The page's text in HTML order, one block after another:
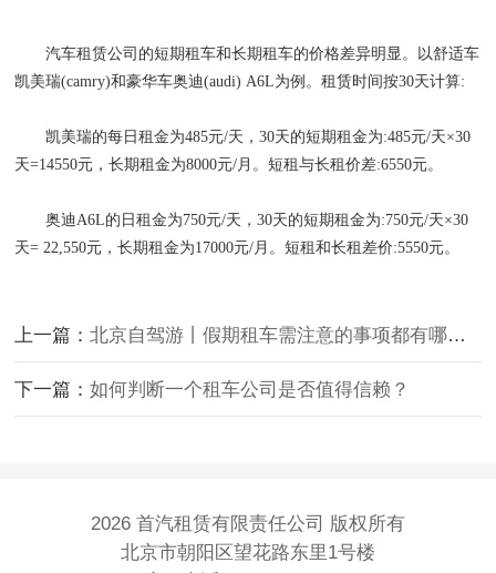
汽车租赁公司的短期租车和长期租车的价格差异明显。以舒适车
凯美瑞(camry)和豪华车奥迪(audi) A6L为例。租赁时间按30天计算:
凯美瑞的每日租金为485元/天，30天的短期租金为:485元/天×30
天=14550元，长期租金为8000元/月。短租与长租价差:6550元。
奥迪A6L的日租金为750元/天，30天的短期租金为:750元/天×30
天= 22,550元，长期租金为17000元/月。短租和长租差价:5550元。
上一篇：北京自驾游丨假期租车需注意的事项都有哪些呢
下一篇：如何判断一个租车公司是否值得信赖？
2026 首汽租赁有限责任公司 版权所有
北京市朝阳区望花路东里1号楼